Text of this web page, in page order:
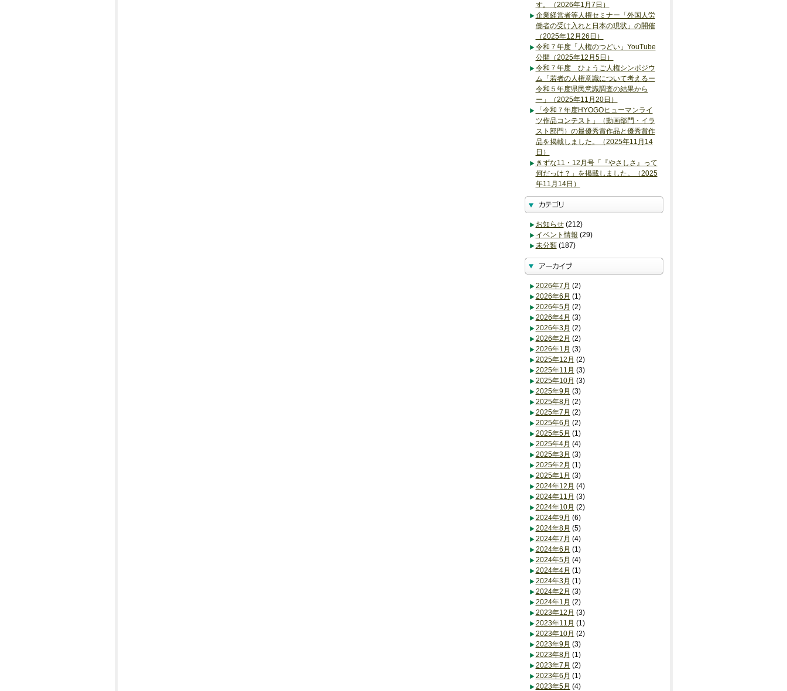
す。（2026年1月7日）
企業経営者等人権セミナー「外国人労
働者の受け入れと日本の現状」の開催
（2025年12月26日）
令和７年度「人権のつどい」YouTube
公開（2025年12月5日）
令和７年度 ひょうご人権シンポジウ
ム「若者の人権意識について考えるー
令和５年度県民意識調査の結果から
ー」（2025年11月20日）
「令和７年度HYOGOヒューマンライ
ツ作品コンテスト」（動画部門・イラ
スト部門）の最優秀賞作品と優秀賞作
品を掲載しました。（2025年11月14
日）
きずな11・12月号「『やさしさ』って
何だっけ？」を掲載しました。（2025
年11月14日）
お知らせ(212)
イベント情報 (29)
未分類(187)
2026年7月 (2)
2026年6月 (1)
2026年5月 (2)
2026年4月 (3)
2026年3月 (2)
2026年2月 (2)
2026年1月 (3)
2025年12月 (2)
2025年11月 (3)
2025年10月 (3)
2025年9月 (3)
2025年8月 (2)
2025年7月 (2)
2025年6月 (2)
2025年5月 (1)
2025年4月 (4)
2025年3月 (3)
2025年2月 (1)
2025年1月 (3)
2024年12月 (4)
2024年11月 (3)
2024年10月 (2)
2024年9月 (6)
2024年8月 (5)
2024年7月 (4)
2024年6月 (1)
2024年5月 (4)
2024年4月 (1)
2024年3月 (1)
2024年2月 (3)
2024年1月 (2)
2023年12月 (3)
2023年11月 (1)
2023年10月 (2)
2023年9月 (3)
2023年8月 (1)
2023年7月 (2)
2023年6月 (1)
2023年5月 (4)